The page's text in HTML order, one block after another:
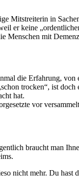
Mitstreiterin in
er keine
Menschen mit
die Erfahrung,
trocken“, ist
hat.
vor
braucht man
nicht mehr. Du